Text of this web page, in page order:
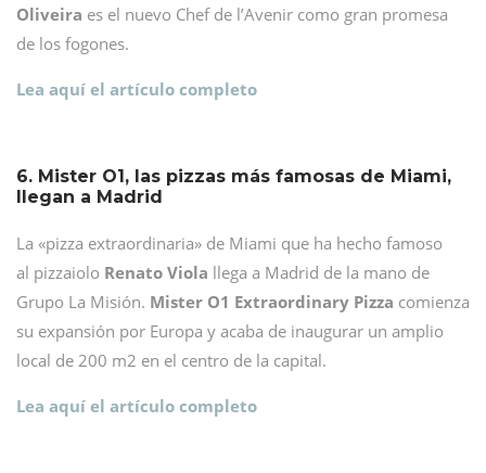
Oliveira es el nuevo Chef de l’Avenir como gran promesa
de los fogones.
Lea aquí el artículo completo
6. Mister O1, las pizzas más famosas de Miami,
llegan a Madrid
La «pizza extraordinaria» de Miami que ha hecho famoso
al pizzaiolo Renato Viola llega a Madrid de la mano de
Grupo La Misión. Mister O1 Extraordinary Pizza comienza
su expansión por Europa y acaba de inaugurar un amplio
local de 200 m2 en el centro de la capital.
Lea aquí el artículo completo